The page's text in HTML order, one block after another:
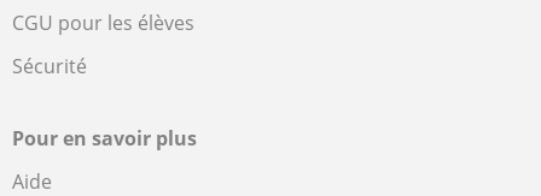
CGU pour les élèves
Sécurité
Pour en savoir plus
Aide